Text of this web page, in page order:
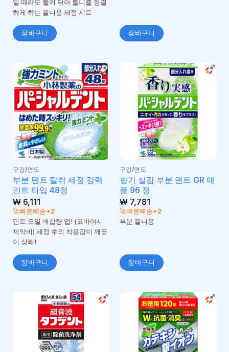
일 때라도 빨리 닦아 틀니를 청결
하게 하는 틀니용 세정 시트
장바구니 장바구니
구강/면도
부분 덴트 탈취 세정 강력
민트 타입 48정
₩6,111
🚀빠른배송+2
민트 오일 배합량 업! (코바야시
제약비) 세정 후의 착용감이 깨끗
이 상쾌!
장바구니
구강/면도
향기 실감 부분 덴트 GR 애
플 96 정
₩7,781
🚀빠른배송+2
부분 틀니용
장바구니